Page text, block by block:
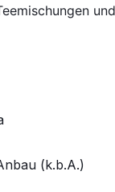
(k.b.A.)